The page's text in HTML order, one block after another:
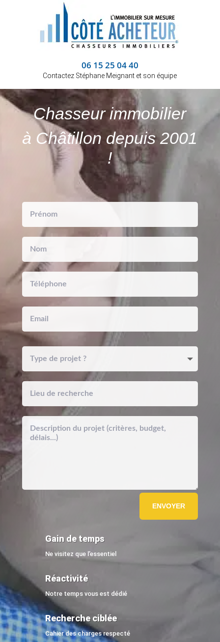
06 15 25 04 40
Contactez Stéphane Meignant et son équipe
Chasseur immobilier
à Châtillon depuis 2001
!
ENVOYER
Gain de temps
Ne visitez que l’essentiel
Réactivité
Notre temps vous est dédié
Recherche ciblée
Cahier des charges respecté